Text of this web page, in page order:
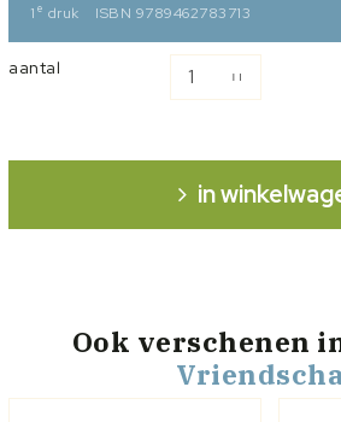
impact van woorden.
1 e druk ISBN 9789462783713
aantal
in
Ook verschenen